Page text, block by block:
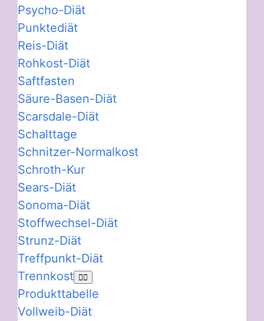
Psycho-Diät
Punktediät
Reis-Diät
Rohkost-Diät
Saftfasten
Säure-Basen-Diät
Scarsdale-Diät
Schalttage
Schnitzer-Normalkost
Schroth-Kur
Sears-Diät
Sonoma-Diät
Stoffwechsel-Diät
Strunz-Diät
Treffpunkt-Diät
Trennkost
Produkttabelle
Vollweib-Diät